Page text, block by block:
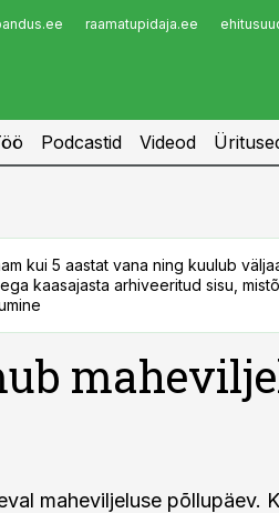
raamatupidaja.ee
Podcastid Videod
kui 5 aastat vana ning kuulub
kaasajasta arhiveeritud sisu,
maheviljeluse põllupäev.